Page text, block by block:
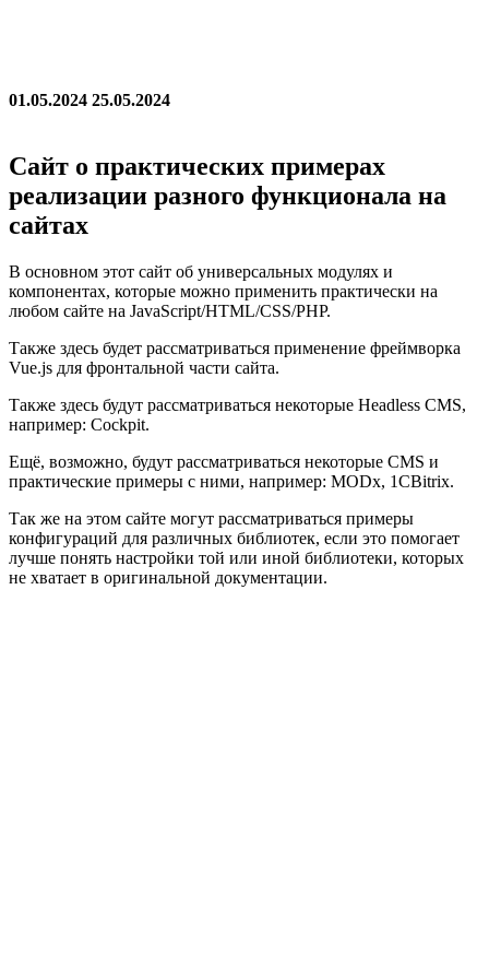
01.05.2024 25.05.2024
Cайт о практических примерах
реализации разного функционала на
сайтах
В основном этот сайт об универсальных модулях и
компонентах, которые можно применить практически на
любом сайте на JavaScript/HTML/CSS/PHP.
Также здесь будет рассматриваться применение фреймворка
Vue.js для фронтальной части сайта.
Также здесь будут рассматриваться некоторые Headless CMS,
например: Cockpit.
Ещё, возможно, будут рассматриваться некоторые CMS и
практические примеры с ними, например: MODx, 1CBitrix.
Так же на этом сайте могут рассматриваться примеры
конфигураций для различных библиотек, если это помогает
лучше понять настройки той или иной библиотеки, которых
не хватает в оригинальной документации.